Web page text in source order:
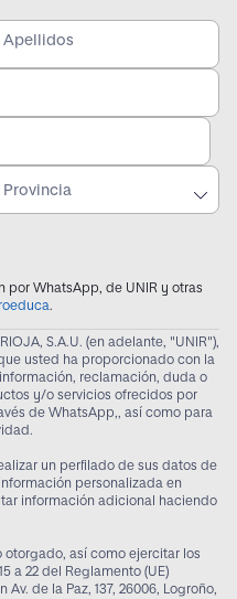
Apellidos
Provincia
por WhatsApp, de UNIR y otras
.
S.A.U. (en adelante, "UNIR"),
usted ha proporcionado con la
reclamación, duda o
y/o servicios ofrecidos por
de WhatsApp,, así como para
un perfilado de sus datos de
personalizada en
información adicional haciendo
así como ejercitar los
a 22 del Reglamento (UE)
de la Paz, 137, 26006, Logroño,